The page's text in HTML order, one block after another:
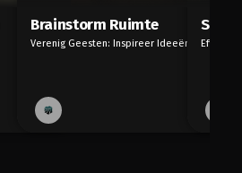
Brainstorm Ruimte
Verenig Geesten: Inspireer Ideeën Efficiënt